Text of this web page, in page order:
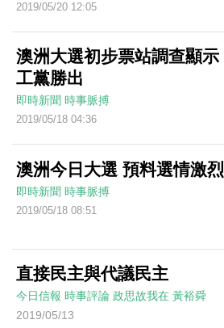
2019/05/20 12:05
澳洲大選初步票站調查顯示
工黨勝出
即時新聞 時事脈搏
2019/05/18 04:36
澳洲今日大選 預料選情激烈
即時新聞 時事脈搏
2019/05/18 08:51
直接民主與代議民主
今日信報 時事評論 政思故我在 黃裕舜
2019/05/13